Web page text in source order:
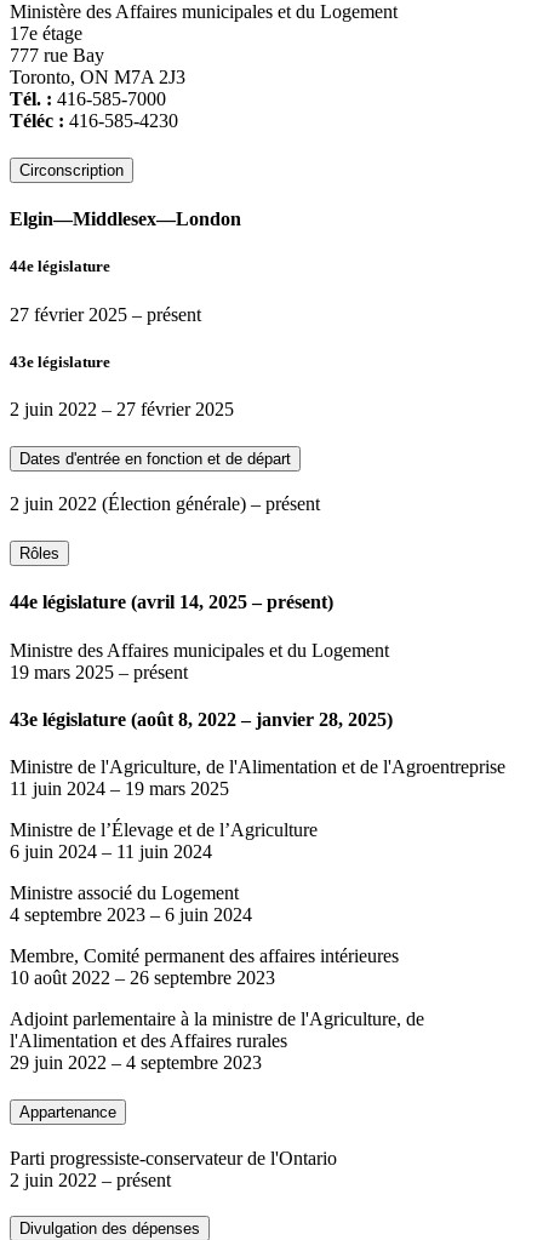
Ministère des Affaires municipales et du Logement
17e étage
777 rue Bay
Toronto, ON M7A 2J3
Tél. : 416-585-7000
Téléc : 416-585-4230
Circonscription
Elgin—Middlesex—London
44e législature
27 février 2025 – présent
43e législature
2 juin 2022 – 27 février 2025
Dates d'entrée en fonction et de départ
2 juin 2022 (Élection générale) – présent
Rôles
44e législature (avril 14, 2025 – présent)
Ministre des Affaires municipales et du Logement
19 mars 2025 – présent
43e législature (août 8, 2022 – janvier 28, 2025)
Ministre de l'Agriculture, de l'Alimentation et de l'Agroentreprise
11 juin 2024 – 19 mars 2025
Ministre de l’Élevage et de l’Agriculture
6 juin 2024 – 11 juin 2024
Ministre associé du Logement
4 septembre 2023 – 6 juin 2024
Membre, Comité permanent des affaires intérieures
10 août 2022 – 26 septembre 2023
Adjoint parlementaire à la ministre de l'Agriculture, de
l'Alimentation et des Affaires rurales
29 juin 2022 – 4 septembre 2023
Appartenance
Parti progressiste-conservateur de l'Ontario
2 juin 2022 – présent
Divulgation des dépenses